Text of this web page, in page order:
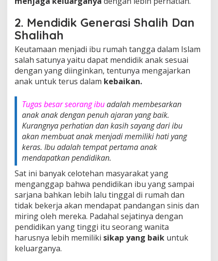
2. Mendidik Generasi Shalih Dan
Shalihah
Keutamaan menjadi ibu rumah tangga dalam Islam
salah satunya yaitu dapat mendidik anak sesuai
dengan yang diinginkan, tentunya mengajarkan
anak untuk terus dalam kebaikan.
Tugas besar seorang ibuadalah membesarkan
anak anak dengan penuh ajaran yang baik.
Kurangnya perhatian dan kasih sayang dari ibu
akan membuat anak menjadi memiliki hati yang
keras. Ibu adalah tempat pertama anak
mendapatkan pendidikan.
Sat ini banyak celotehan masyarakat yang
menganggap bahwa pendidikan ibu yang sampai
sarjana bahkan lebih lalu tinggal di rumah dan
tidak bekerja akan mendapat pandangan sinis dan
miring oleh mereka. Padahal sejatinya dengan
pendidikan yang tinggi itu seorang wanita
harusnya lebih memiliki sikap yang baik untuk
keluarganya.